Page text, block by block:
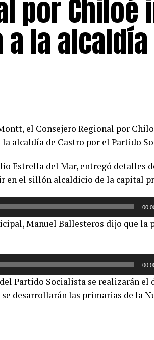
por
la
el Consejero Regional por
alcaldía de Castro por el Partido
Estrella del Mar, entregó detalles
en el sillón alcaldicio de la capital
Manuel Ballesteros dijo que la
Partido Socialista se realizarán el
desarrollarán las primarias de la